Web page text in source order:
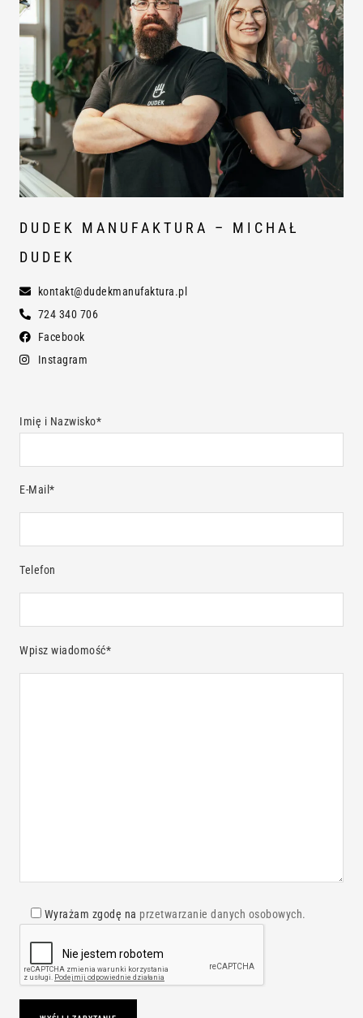
DUDEK MANUFAKTURA – MICHAŁ
DUDEK
kontakt@dudekmanufaktura.pl
724 340 706
Facebook
Instagram
Imię i Nazwisko*
E-Mail*
Telefon
Wpisz wiadomość*
Wyrażam zgodę na przetwarzanie danych osobowych.